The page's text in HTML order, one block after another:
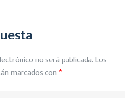
no será publicada.Los
marcados con*